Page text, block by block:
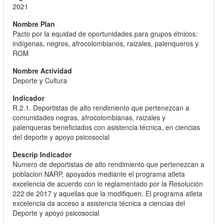
2021
Pacto por la equidad de oportunidades para grupos étnicos:
indígenas, negros, afrocolombianos, raizales, palenqueros y
ROM
Deporte y Cultura
R.2.1. Deportistas de alto rendimiento que pertenezcan a
comunidades negras, afrocolombianas, raizales y
palenqueras beneficiados con asistencia técnica, en ciencias
del deporte y apoyo psicosocial
Numero de deportistas de alto rendimiento que pertenezcan a
poblacion NARP, apoyados mediante el programa atleta
excelencia de acuerdo con lo reglamentado por la Resolución
222 de 2017 y aquellas que la modifiquen. El programa atleta
excelencia da acceso a asistencia técnica a ciencias del
Deporte y apoyo psicosocial